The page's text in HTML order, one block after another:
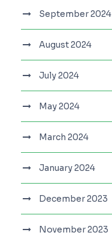
September 2024
August 2024
July 2024
May 2024
March 2024
January 2024
December 2023
November 2023